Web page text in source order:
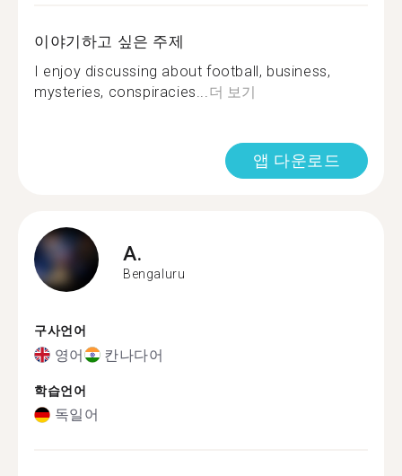
이야기하고 싶은 주제
I enjoy discussing about football, business,
mysteries, conspiracies...더 보기
앱 다운로드
A.
Bengaluru
구사언어
영어 칸나다어
학습언어
독일어